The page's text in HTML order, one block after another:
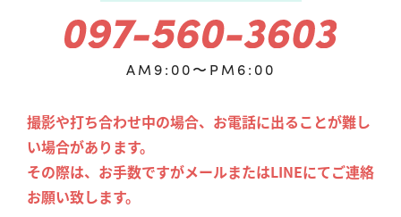
AM9:00〜PM6:00
撮影や打ち合わせ中の場合、お電話に出ることが難し
い場合があります。
その際は、お手数ですがメールまたはLINEにてご連絡
お願い致します。